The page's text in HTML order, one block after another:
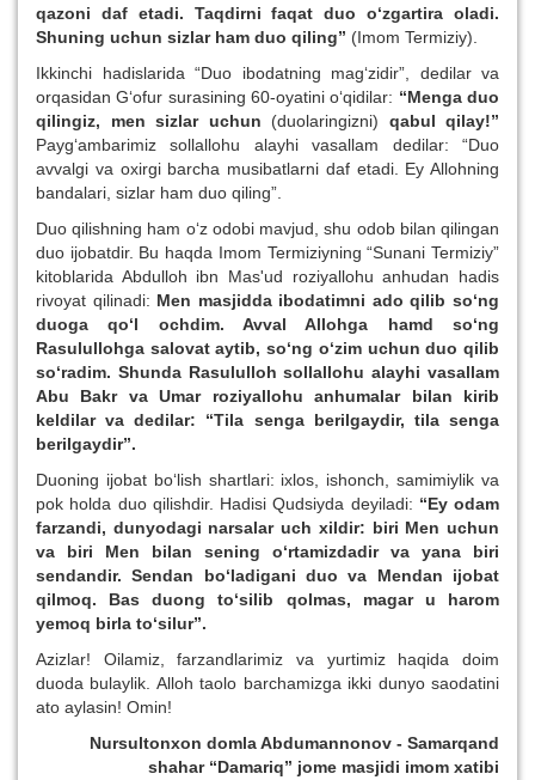
qazoni daf etadi. Taqdirni faqat duo o‘zgartira oladi.
Shuning uchun sizlar ham duo qiling” (Imom Termiziy).
Ikkinchi hadislarida “Duo ibodatning mag‘zidir”, dedilar va
orqasidan G‘ofur surasining 60-oyatini o‘qidilar: “Menga duo
qilingiz, men sizlar uchun (duolaringizni) qabul qilay!”
Payg‘ambarimiz sollallohu alayhi vasallam dedilar: “Duo
avvalgi va oxirgi barcha musibatlarni daf etadi. Ey Allohning
bandalari, sizlar ham duo qiling”.
Duo qilishning ham o‘z odobi mavjud, shu odob bilan qilingan
duo ijobatdir. Bu haqda Imom Termiziyning “Sunani Termiziy”
kitoblarida Abdulloh ibn Mas'ud roziyallohu anhudan hadis
rivoyat qilinadi: Men masjidda ibodatimni ado qilib so‘ng
duoga qo‘l ochdim. Avval Allohga hamd so‘ng
Rasulullohga salovat aytib, so‘ng o‘zim uchun duo qilib
so‘radim. Shunda Rasululloh sollallohu alayhi vasallam
Abu Bakr va Umar roziyallohu anhumalarbilan kirib
keldilar va dedilar: “Tila senga berilgaydir, tila senga
berilgaydir”.
Duoning ijobat bo‘lish shartlari: ixlos, ishonch, samimiylik va
pok holda duo qilishdir. Hadisi Qudsiyda deyiladi: “Ey odam
farzandi, dunyodagi narsalar uch xildir: biri Men uchun
va biri Men bilan sening o‘rtamizdadir va yana biri
sendandir. Sendan bo‘ladigani duo va Mendan ijobat
qilmoq. Bas duong to‘silib qolmas, magar u harom
yemoq birla to‘silur”.
Azizlar! Oilamiz, farzandlarimiz va yurtimiz haqida doim
duoda bulaylik. Alloh taolo barchamizga ikki dunyo saodatini
ato aylasin! Omin!
Nursultonxon domla Abdumannonov - Samarqand
shahar “Damariq” jome masjidi imom xatibi